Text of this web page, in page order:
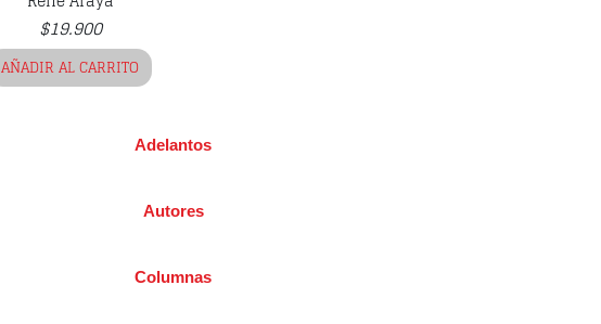
$19.900
AÑADIR AL CARRITO
Adelantos
Autores
Columnas